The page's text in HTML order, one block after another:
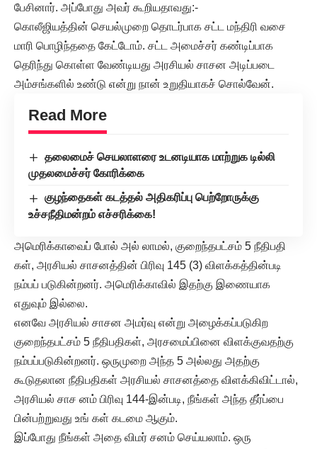
பேசினார். அப்போது அவர் கூறியதாவது:-
கொலீஜியத்தின் செயல்முறை தொடர்பாக சட்ட மந்திரி வசை
மாரி பொழிந்ததை கேட்டோம். சட்ட அமைச்சர் கண்டிப்பாக
தெரிந்து கொள்ள வேண்டியது அரசியல் சாசன அடிப்படை
அம்சங்களில் உண்டு என்று நான் உறுதியாகச் சொல்வேன்.
Read More
தலைமைச் செயலாளரை உடனடியாக மாற்றுக டில்லி
முதலமைச்சர் கோரிக்கை
குழந்தைகள் கடத்தல் அதிகரிப்பு பெற்றோருக்கு
உச்சநீதிமன்றம் எச்சரிக்கை!
அமெரிக்காவைப் போல் அல் லாமல், குறைந்தபட்சம் 5 நீதிபதி
கள், அரசியல் சாசனத்தின் பிரிவு 145 (3) விளக்கத்தின்படி
நம்பப் படுகின்றனர். அமெரிக்காவில் இதற்கு இணையாக
எதுவும் இல்லை.
எனவே அரசியல் சாசன அமர்வு என்று அழைக்கப்படுகிற
குறைந்தபட்சம் 5 நீதிபதிகள், அரசமைப்பினை விளக்குவதற்கு
நம்பப்படுகின்றனர். ஒருமுறை அந்த 5 அல்லது அதற்கு
கூடுதலான நீதிபதிகள் அரசியல் சாசனத்தை விளக்கிவிட்டால்,
அரசியல் சாச னம் பிரிவு 144-இன்படி, நீங்கள் அந்த தீர்ப்பை
பின்பற்றுவது உங் கள் கடமை ஆகும்.
இப்போது நீங்கள் அதை விமர் சனம் செய்யலாம். ஒரு